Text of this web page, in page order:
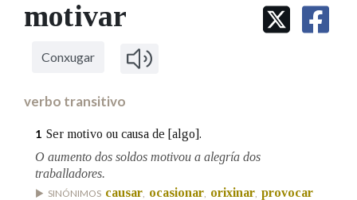
IDENTIDADE CORPORATIVA
MARCIAL DEL ADALID
FIGURAS HOMENAXEADAS
Facebook
TwitterYoutubeInstagram
Bluesky
BUSCAR NOS LEMAS
Comeza por
Contén
motivar
Conxugar
verbo transitivo
1 Ser motivo ou causa de [algo].
O aumento dos soldos motivou a alegría dos
traballadores.
SINÓNIMOS causar ocasionar orixinar provocar